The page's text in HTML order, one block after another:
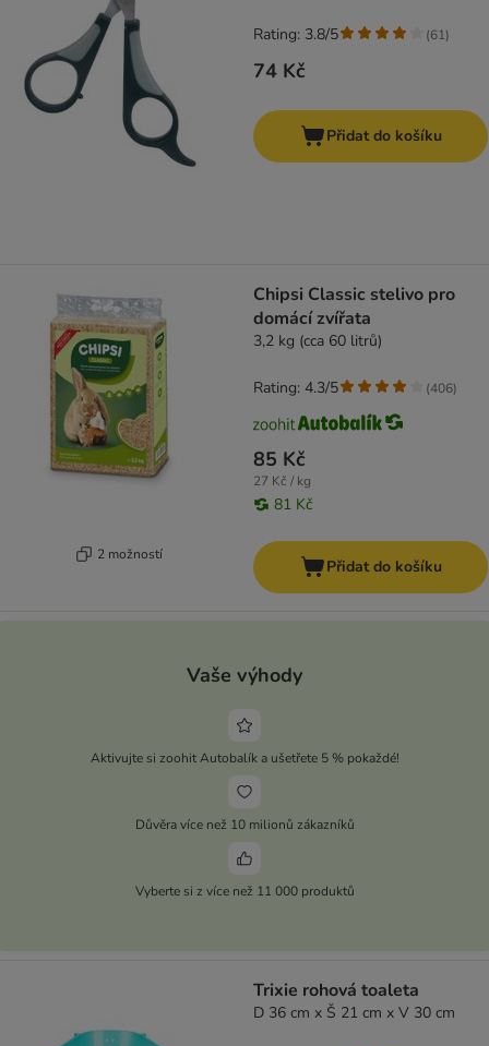
74 Kč
Rating: 3.8/5 (61)
Přidat do košíku
2 možností
Chipsi Classic stelivo pro
domácí zvířata
3,2 kg (cca 60 litrů)
85 Kč
27 Kč / kg
81 Kč
Rating: 4.3/5 (406)
Přidat do košíku
Vaše výhody
Aktivujte si zoohit Autobalík a ušetřete 5 % pokaždé!
Důvěra více než 10 milionů zákazníků
Vyberte si z více než 11 000 produktů
Trixie rohová toaleta
D 36 cm x Š 21 cm x V 30 cm